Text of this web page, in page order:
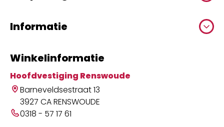
Informatie
Winkelinformatie
Hoofdvestiging Renswoude
Barneveldsestraat 13
3927 CA RENSWOUDE
0318 - 57 17 61